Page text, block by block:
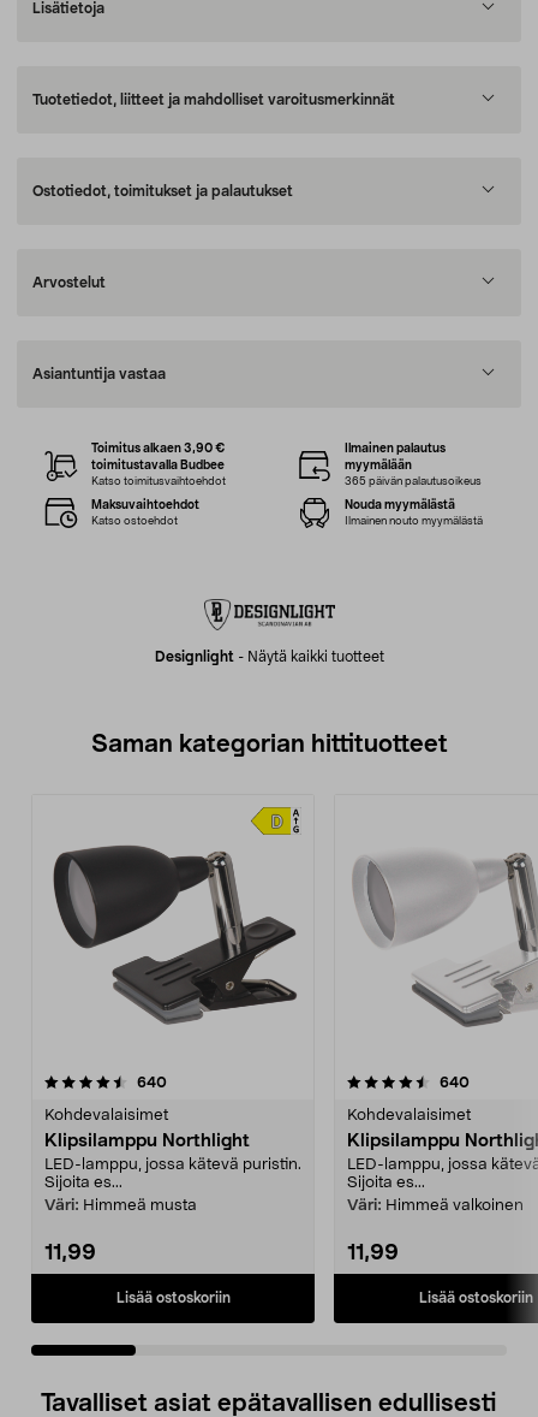
Lisätietoja
Tuotetiedot, liitteet ja mahdolliset varoitusmerkinnät
Ostotiedot, toimitukset ja palautukset
Arvostelut
Asiantuntija vastaa
Designlight - Näytä kaikki tuotteet
Toimitus alkaen 3,90 €
toimitustavalla Budbee
Katso toimitusvaihtoehdot
Ilmainen palautus
myymälään
365 päivän palautusoikeus
Maksuvaihtoehdot
Katso ostoehdot
Nouda myymälästä
Ilmainen nouto myymälästä
Saman kategorian hittituotteet
640arvostelut
Kohdevalaisimet
Klipsilamppu Northlight
LED-lamppu, jossa kätevä puristin.
Sijoita es...
Väri: Himmeä musta
11,99
Lisää ostoskoriin
4.5 viidestä
640arvostelut
Kohdevalaisimet
Klipsilamppu
LED-lamppu, jossa
Sijoita es...
Väri: Himmeä valkoinen
11,99
Lisää ostoskoriin
4.0 viidestä
Tavalliset asiat epätavallisen edullisesti